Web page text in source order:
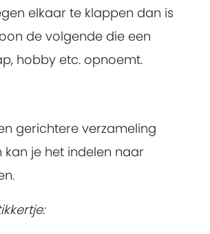
elkaar te klappen dan is
de volgende die een
hobby etc. opnoemt.
gerichtere verzameling
je het indelen naar